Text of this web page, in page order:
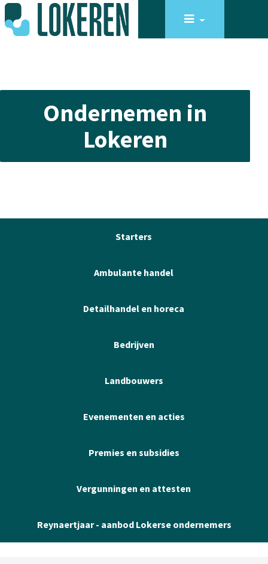
Ondernemen in
Lokeren
Starters
Ambulante handel
Detailhandel en horeca
Bedrijven
Landbouwers
Evenementen en acties
Premies en subsidies
Vergunningen en attesten
Reynaertjaar - aanbod Lokerse ondernemers